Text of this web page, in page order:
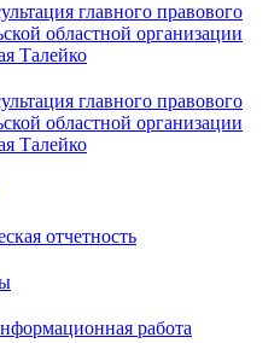
главного правового
областной организации
Талейко
главного правового
областной организации
Талейко
отчетность
работа